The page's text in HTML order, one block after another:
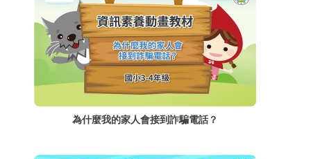
為什麼我的家人會接到詐騙電話？